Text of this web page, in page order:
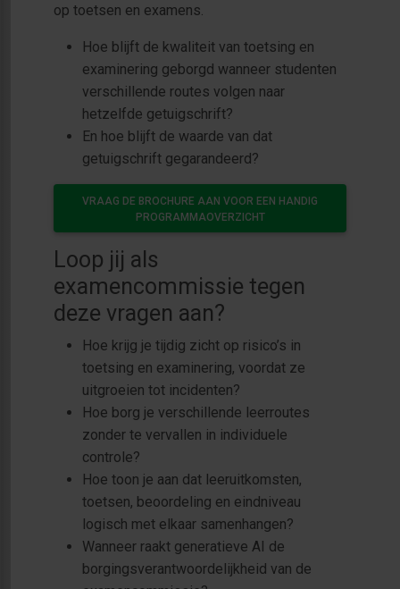
op toetsen en examens.
Hoe blijft de kwaliteit van toetsing en
examinering geborgd wanneer studenten
verschillende routes volgen naar
hetzelfde getuigschrift?
En hoe blijft de waarde van dat
getuigschrift gegarandeerd?
VRAAG DE BROCHURE AAN VOOR EEN HANDIG
PROGRAMMAOVERZICHT
Loop jij als
examencommissie tegen
deze vragen aan?
Hoe krijg je tijdig zicht op risico’s in
toetsing en examinering, voordat ze
uitgroeien tot incidenten?
Hoe borg je verschillende leerroutes
zonder te vervallen in individuele
controle?
Hoe toon je aan dat leeruitkomsten,
toetsen, beoordeling en eindniveau
logisch met elkaar samenhangen?
Wanneer raakt generatieve AI de
borgingsverantwoordelijkheid van de